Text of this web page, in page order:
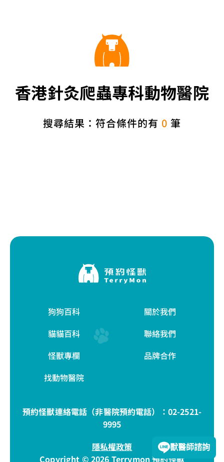
香港針灸爬蟲專科動物醫院
搜尋結果：符合條件的有 0 筆
狗狗百科
貓貓百科
怪獸專欄
找動物醫院
關於我們
聯絡我們
品牌合作
預約怪獸連絡電話（非醫院預約電話）： 02-2521-
9995
隱私權政策
Copyright © 2026 Terrymon 預約怪獸
獸醫師諮詢